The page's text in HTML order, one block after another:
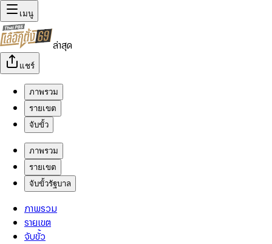
เมนู
ล่าสุด
แชร์
ภาพรวม
รายเขต
จับขั้ว
ภาพรวม
รายเขต
จับขั้วรัฐบาล
ภาพรวม
รายเขต
จับขั้ว